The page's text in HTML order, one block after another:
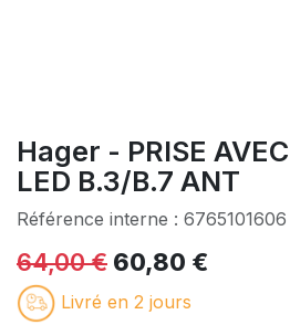
Hager - PRISE
LED B.3/B.7 ANT
Référence interne : 6765101606
64,00€ 60,80 €
Livré en 2 jours